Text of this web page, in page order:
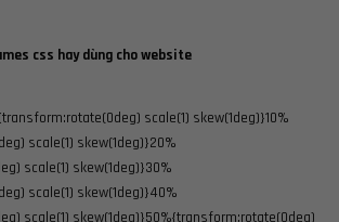
css hay dùng cho website
scale(1) skew(1deg)}10%
scale(1) skew(1deg)}20%
scale(1) skew(1deg)}30%
scale(1) skew(1deg)}40%
scale(1) skew(1deg)}50%{transform:rotate(0deg)